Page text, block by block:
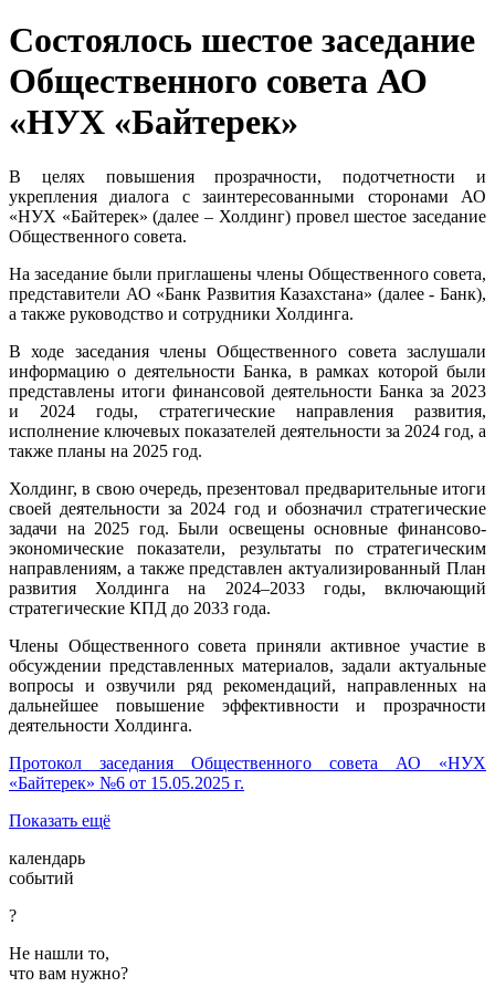
Состоялось шестое заседание
Общественного совета АО
«НУХ «Байтерек»
В целях повышения прозрачности, подотчетности и
укрепления диалога с заинтересованными сторонами АО
«НУХ «Байтерек» (далее – Холдинг) провел шестое заседание
Общественного совета.
На заседание были приглашены члены Общественного совета,
представители АО «Банк Развития Казахстана» (далее - Банк),
а также руководство и сотрудники Холдинга.
В ходе заседания члены Общественного совета заслушали
информацию о деятельности Банка, в рамках которой были
представлены итоги финансовой деятельности Банка за 2023
и 2024 годы, стратегические направления развития,
исполнение ключевых показателей деятельности за 2024 год, а
также планы на 2025 год.
Холдинг, в свою очередь, презентовал предварительные итоги
своей деятельности за 2024 год и обозначил стратегические
задачи на 2025 год. Были освещены основные финансово-
экономические показатели, результаты по стратегическим
направлениям, а также представлен актуализированный План
развития Холдинга на 2024–2033 годы, включающий
стратегические КПД до 2033 года.
Члены Общественного совета приняли активное участие в
обсуждении представленных материалов, задали актуальные
вопросы и озвучили ряд рекомендаций, направленных на
дальнейшее повышение эффективности и прозрачности
деятельности Холдинга.
Протокол заседания Общественного совета АО «НУХ
«Байтерек» №6 от 15.05.2025 г.
Показать ещё
календарь
событий
?
Не нашли то,
что вам нужно?